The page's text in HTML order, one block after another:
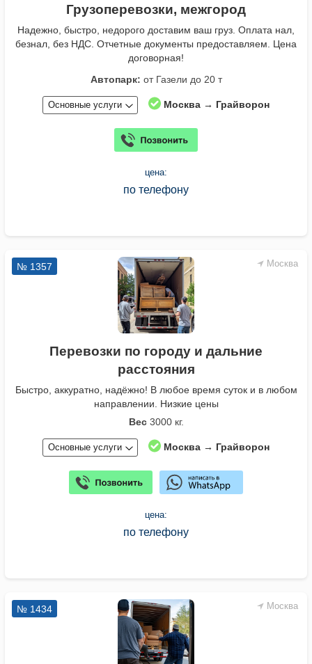
Грузоперевозки, межгород
Надежно, быстро, недорого доставим ваш груз. Оплата нал,
безнал, без НДС. Отчетные документы предоставляем. Цена
договорная!
Автопарк: от Газели до 20 т
Основные услуги Москва → Грайворон
цена:
по телефону
Москва
№ 1357
Перевозки по городу и дальние
расстояния
Быстро, аккуратно, надёжно! В любое время суток и в любом
направлении. Низкие цены
Вес3000 кг.
Основные услуги Москва → Грайворон
цена:
по телефону
Москва
№ 1434